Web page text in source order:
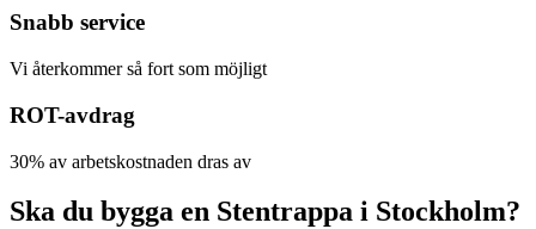
Snabb service
Vi återkommer så fort som möjligt
ROT-avdrag
30% av arbetskostnaden dras av
Ska du bygga en Stentrappa i Stockholm?